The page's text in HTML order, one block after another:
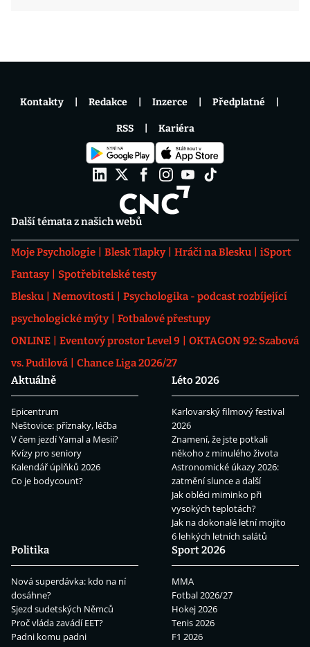
Další témata z našich webů
Moje Psychologie Blesk Tlapky Hráči na Blesku
iSport
Fantasy
Spotřebitelské testy
Blesku
Nemovitosti
Psychologika - podcast rozbíjející
psychologické mýty
Fotbalové přestupy
ONLINE
Eventový prostor Level 9
OKTAGON 92: Szabová
vs. Pudilová
Chance Liga 2026/27
Aktuálně
Epicentrum
Neštovice: příznaky, léčba
V čem jezdí Yamal a Mesii?
Kvízy pro seniory
Kalendář úplňků 2026
Co je bodycount?
Léto 2026
Karlovarský filmový festival
2026
Znamení, že jste potkali
někoho z minulého života
Astronomické úkazy 2026:
zatmění slunce a další
Jak obléci miminko při
vysokých teplotách?
Jak na dokonalé letní mojito
6 lehkých letních salátů
Politika
Nová superdávka: kdo na ní
dosáhne?
Sjezd sudetských Němců
Proč vláda zavádí EET?
Padni komu padni
Sport 2026
MMA
Fotbal 2026/27
Hokej 2026
Tenis 2026
F1 2026
Kontakty Redakce Inzerce Předplatné
RSS Kariéra